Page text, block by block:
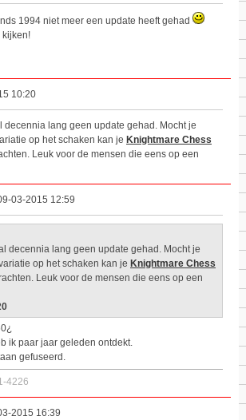
1994 niet meer een update heeft gehad
kijken!
10:20
decennia lang geen update gehad. Mocht je
op het schaken kan je Knightmare Chess
Leuk voor de mensen die eens op een
03-2015 12:59
decennia lang geen update gehad. Mocht je
op het schaken kan je Knightmare Chess
Leuk voor de mensen die eens op een
ik paar jaar geleden ontdekt.
gefuseerd.
4226
2015 16:39